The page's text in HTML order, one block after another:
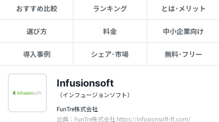
おすすめ比較 ランキング とは･メリット
選び方 料金 中小企業向け
導入事例 シェア･市場 無料･フリー
Infusionsoft
（インフュージョンソフト）
FunTre株式会社
出典：FunTre株式会社 https://infusionsoft-ft.com/